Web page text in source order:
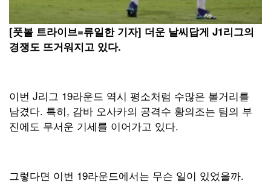
[풋볼 트라이브=류일한 기자] 더운 날씨답게 J1리그의
경쟁도 뜨거워지고 있다.
이번 J리그 19라운드 역시 평소처럼 수많은 볼거리를
남겼다. 특히, 감바 오사카의 공격수 황의조는 팀의 부
진에도 무서운 기세를 이어가고 있다.
그렇다면 이번 19라운드에서는 무슨 일이 있었을까.